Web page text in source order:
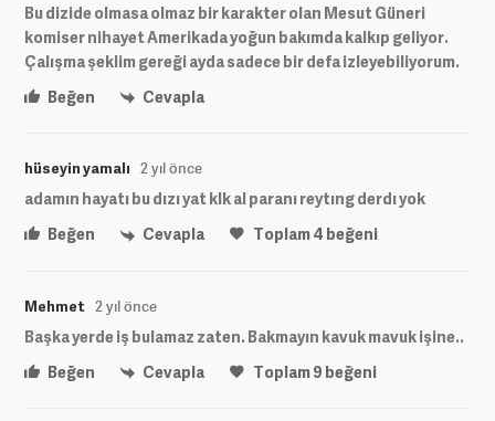
Bu dizide olmasa olmaz bir karakter olan Mesut Güneri
komiser nihayet Amerikada yoğun bakımda kalkıp geliyor.
Çalışma şeklim gereği ayda sadece bir defa izleyebiliyorum.
Beğen
Cevapla
hüseyin yamalı 2 yıl önce
adamın hayatı bu dızı yat klk al paranı reytıng derdı yok
Beğen
Cevapla Toplam4 beğeni
Mehmet 2 yıl önce
Başka yerde iş bulamaz zaten. Bakmayın kavuk mavuk işine..
Beğen
Cevapla Toplam9 beğeni